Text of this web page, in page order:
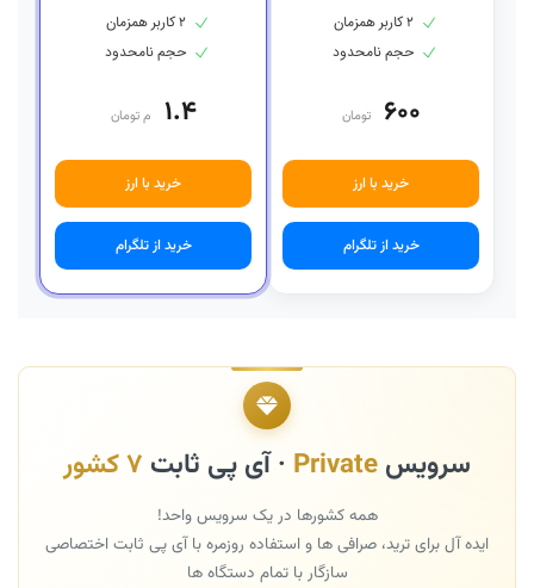
۲ کاربر همزمان
حجم نامحدود
۶۰۰ تومان
خرید با ارز
خرید از تلگرام
۲ کاربر همزمان
حجم نامحدود
۱.۴ م تومان
خرید با ارز
خرید از تلگرام
سرویس Private · آی پی ثابت ۷ کشور
همه کشورها در یک سرویس واحد!
ایده آل برای ترید، صرافی ها و استفاده روزمره با آی پی ثابت اختصاصی
سازگار با تمام دستگاه ها